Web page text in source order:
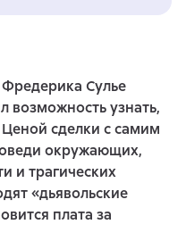
Сулье
возможность узнать,
сделки с самим
окружающих,
и трагических
«дьявольские
плата за